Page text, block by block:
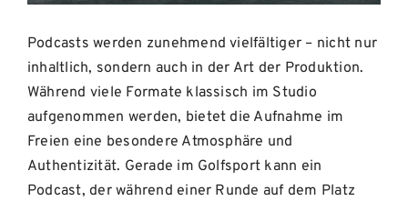
Podcasts werden zunehmend vielfältiger – nicht nur
inhaltlich, sondern auch in der Art der Produktion.
Während viele Formate klassisch im Studio
aufgenommen werden, bietet die Aufnahme im
Freien eine besondere Atmosphäre und
Authentizität. Gerade im Golfsport kann ein
Podcast, der während einer Runde auf dem Platz